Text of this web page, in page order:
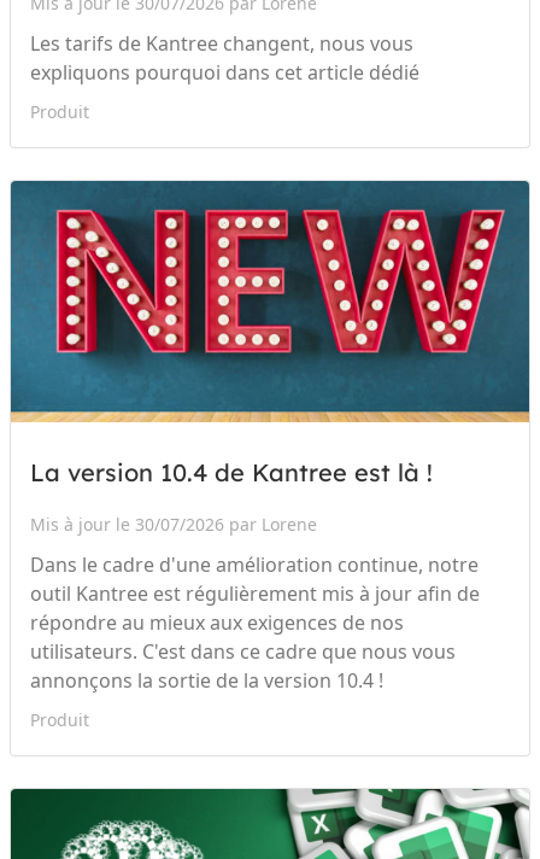
Les tarifs de Kantree changent, nous vous
expliquons pourquoi dans cet article dédié
Produit
La version 10.4 de Kantree est là !
Mis à jour le 30/07/2026 par Lorene
Dans le cadre d'une amélioration continue, notre
outil Kantree est régulièrement mis à jour afin de
répondre au mieux aux exigences de nos
utilisateurs. C'est dans ce cadre que nous vous
annonçons la sortie de la version 10.4 !
Produit